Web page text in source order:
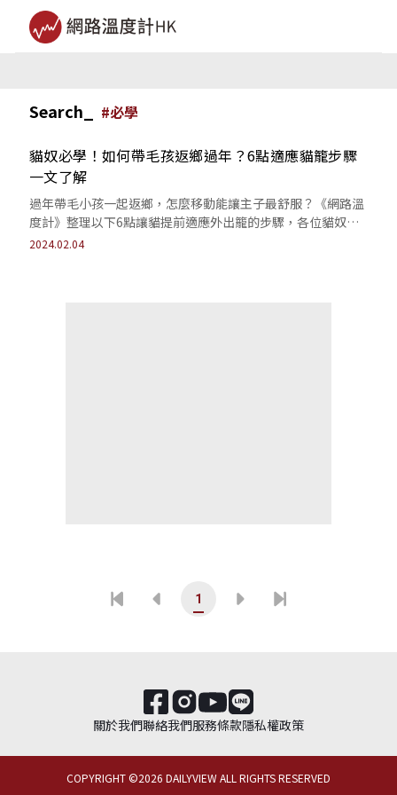
Search_ #必學
貓奴必學！如何帶毛孩返鄉過年？6點適應貓籠步驟
一文了解
過年帶毛小孩一起返鄉，怎麼移動能讓主子最舒服？《網路溫
度計》整理以下6點讓貓提前適應外出籠的步驟，各位貓奴快
來試試效果！
2024.02.04
1
關於我們聯絡我們服務條款隱私權政策
COPYRIGHT ©2026 DAILYVIEW ALL RIGHTS RESERVED